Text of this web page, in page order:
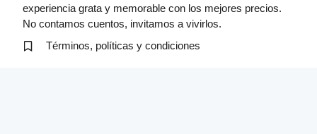
experiencia grata y memorable con los mejores precios.
No contamos cuentos, invitamos a vivirlos.
Términos, políticas y condiciones